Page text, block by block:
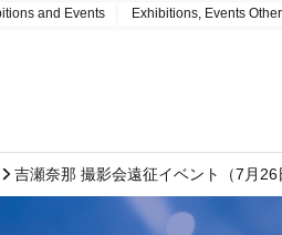
and Events Exhibitions, Events Other
吉瀬奈那 撮影会遠征イベント（7月26